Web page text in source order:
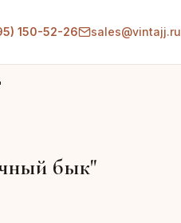
150-52-26 sales@vintajj.ru
бык"